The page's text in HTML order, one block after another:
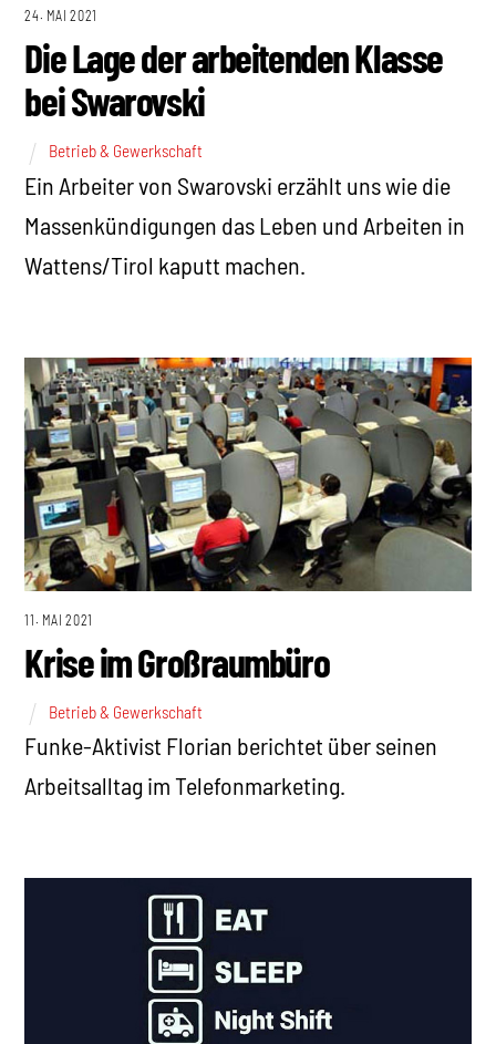
24. MAI 2021
Die Lage der arbeitenden Klasse
bei Swarovski
Betrieb & Gewerkschaft
Ein Arbeiter von Swarovski erzählt uns wie die
Massenkündigungen das Leben und Arbeiten in
Wattens/Tirol kaputt machen.
11. MAI 2021
Krise im Großraumbüro
Betrieb & Gewerkschaft
Funke-Aktivist Florian berichtet über seinen
Arbeitsalltag im Telefonmarketing.